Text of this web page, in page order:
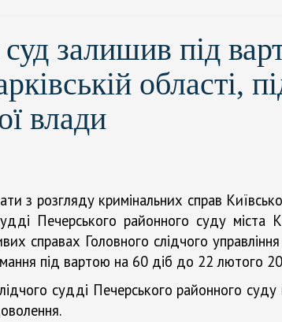
залишив під
області,
влади
з розгляду кримінальних справ
Печерського районного суду
справах Головного слідчого
під вартою на 60 діб до 22 лютого
судді Печерського районного